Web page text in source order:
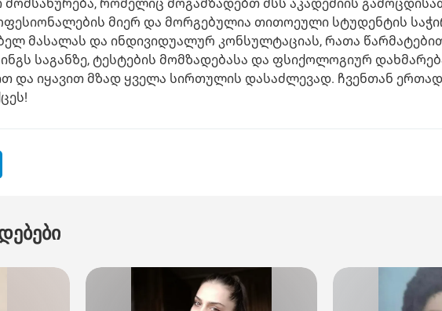
რომელიც მოგამზადებთ შსს აკადემიის
მიერ და მორგებულია თითოეული სტუდენტის
მასალას და ინდივიდუალურ კონსულტაციას, რათა
საგანზე, ტესტების მომზადებასა და ფსიქოლოგიურ
და იყავით მზად ყველა სირთულის დასაძლევად. ჩვენთან ერთად